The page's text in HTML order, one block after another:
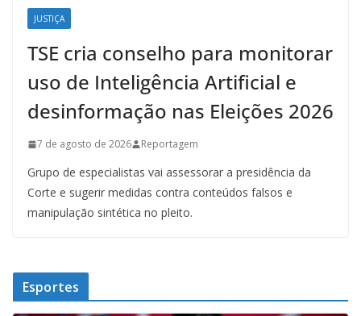
JUSTIÇA
TSE cria conselho para monitorar
uso de Inteligência Artificial e
desinformação nas Eleições 2026
7 de agosto de 2026 Reportagem
Grupo de especialistas vai assessorar a presidência da
Corte e sugerir medidas contra conteúdos falsos e
manipulação sintética no pleito.
Esportes